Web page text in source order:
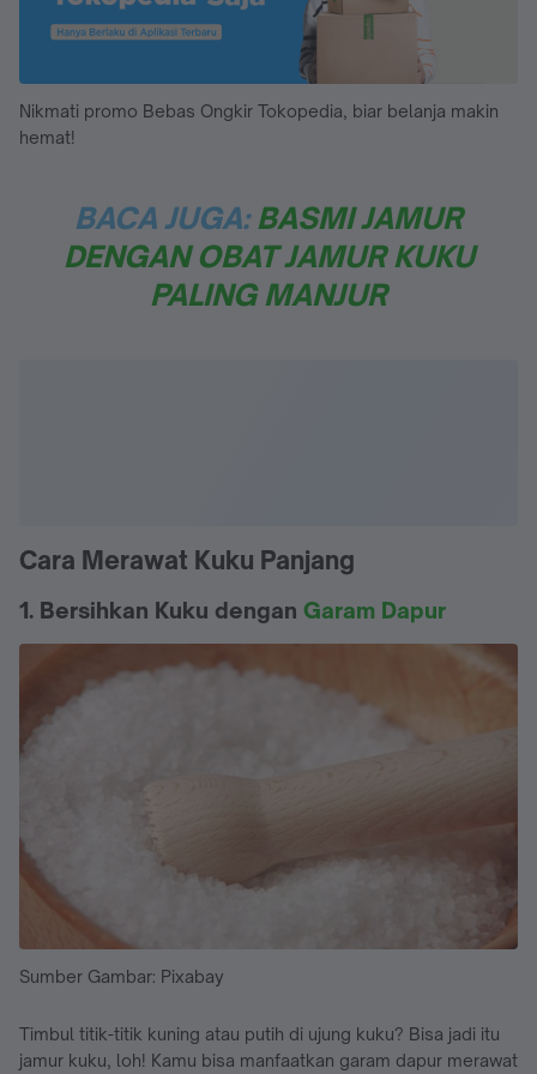
Nikmati promo Bebas Ongkir Tokopedia, biar belanja makin
hemat!
BACA JUGA: BASMI JAMUR
DENGAN OBAT JAMUR KUKU
PALING MANJUR
Cara Merawat Kuku Panjang
1. Bersihkan Kuku dengan Garam Dapur
Sumber Gambar: Pixabay
Timbul titik-titik kuning atau putih di ujung kuku? Bisa jadi itu
jamur kuku, loh! Kamu bisa manfaatkan garam dapur merawat